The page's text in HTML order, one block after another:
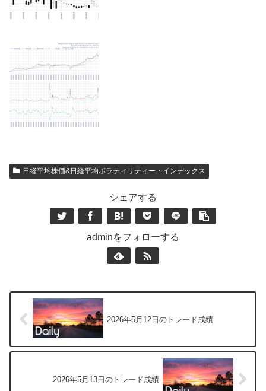
日経平均株価&日経平均ボラティリティー・インデックス
シェアする
adminをフォローする
2026年5月12日のトレード成績
2026年5月13日のトレード成績